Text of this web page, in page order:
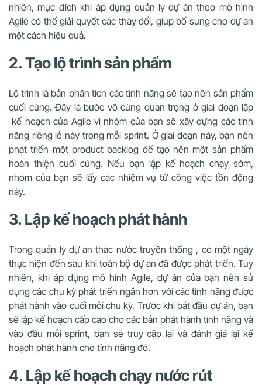
nhiên, mục đích khi áp dụng quản lý dự án theo mô hình
Agile có thể giải quyết các thay đổi, giúp bổ sung cho dự án
một cách hiệu quả.
2. Tạo lộ trình sản phẩm
Lộ trình là bản phân tích các tính năng sẽ tạo nên sản phẩm
cuối cùng. Đây là bước vô cùng quan trọng ở giai đoạn lập
kế hoạch của Agile vì nhóm của bạn sẽ xây dựng các tính
năng riêng lẻ này trong mỗi sprint. Ở giai đoạn này, bạn nên
phát triển một product backlog để tạo nên một sản phẩm
hoàn thiện cuối cùng. Nếu bạn lập kế hoạch chạy sớm,
nhóm của bạn sẽ lấy các nhiệm vụ từ công việc tồn động
này.
3. Lập kế hoạch phát hành
Trong quản lý dự án thác nước truyền thống , có một ngày
thực hiện đến sau khi toàn bộ dự án đã được phát triển. Tuy
nhiên, khi áp dụng mô hình Agile, dự án của bạn nên sử
dụng các chu kỳ phát triển ngắn hơn với các tính năng được
phát hành vào cuối mỗi chu kỳ. Trước khi bắt đầu dự án, bạn
sẽ lập kế hoạch cấp cao cho các bản phát hành tính năng và
vào đầu mỗi sprint, bạn sẽ truy cập lại và đánh giá lại kế
hoạch phát hành cho tính năng đó.
4. Lập kế hoạch chạy nước rút